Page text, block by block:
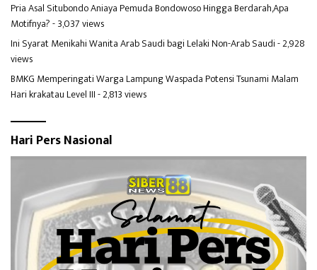
Pria Asal Situbondo Aniaya Pemuda Bondowoso Hingga Berdarah,Apa
Motifnya?- 3,037 views
Ini Syarat Menikahi Wanita Arab Saudi bagi Lelaki Non-Arab Saudi- 2,928
views
BMKG Memperingati Warga Lampung Waspada Potensi Tsunami Malam
Hari krakatau Level III- 2,813 views
Hari Pers Nasional